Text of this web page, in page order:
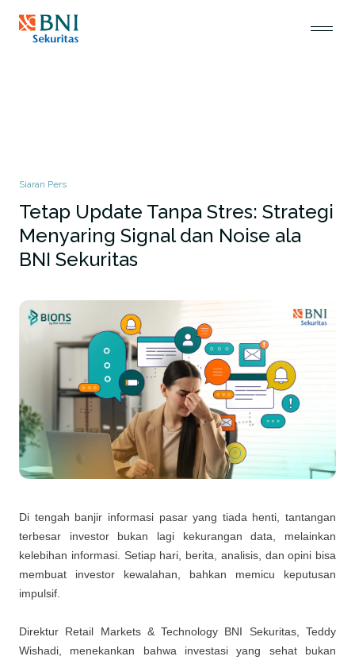
Siaran Pers
Tetap Update Tanpa Stres: Strategi
Menyaring Signal dan Noise ala
BNI Sekuritas
Di tengah banjir informasi pasar yang tiada henti, tantangan
terbesar investor bukan lagi kekurangan data, melainkan
kelebihan informasi. Setiap hari, berita, analisis, dan opini bisa
membuat investor kewalahan, bahkan memicu keputusan
impulsif.
Direktur Retail Markets & Technology BNI Sekuritas, Teddy
Wishadi, menekankan bahwa investasi yang sehat bukan